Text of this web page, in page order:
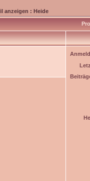
anzeigen : Heide